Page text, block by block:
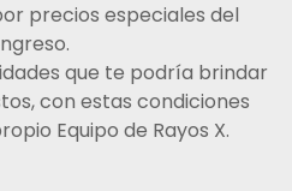
precios especiales del
que te podría brindar
con estas condiciones
Equipo de Rayos X.